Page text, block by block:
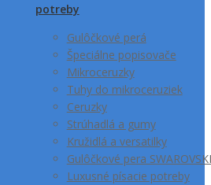
potreby
Gulôčkové perá
Špeciálne popisovače
Mikroceruzky
Tuhy do mikroceruziek
Ceruzky
Strúhadlá a gumy
Kružidlá a versatilky
Gulôčkové pera
Luxusné písacie potreby